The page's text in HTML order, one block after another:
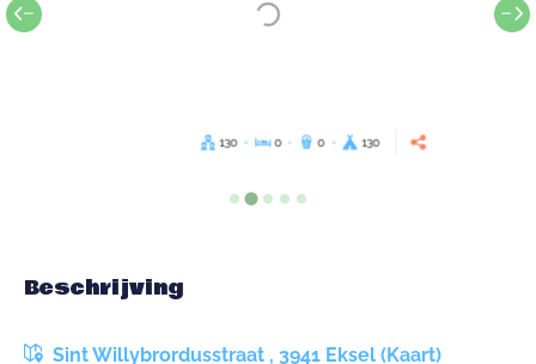
130 0 0 130
Beschrijving
Sint Willybrordusstraat , 3941 Eksel (Kaart)